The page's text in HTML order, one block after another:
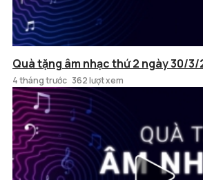
Quà tặng âm nhạc thứ 2 ngày 30/3/
4 tháng trước 362 lượt xem